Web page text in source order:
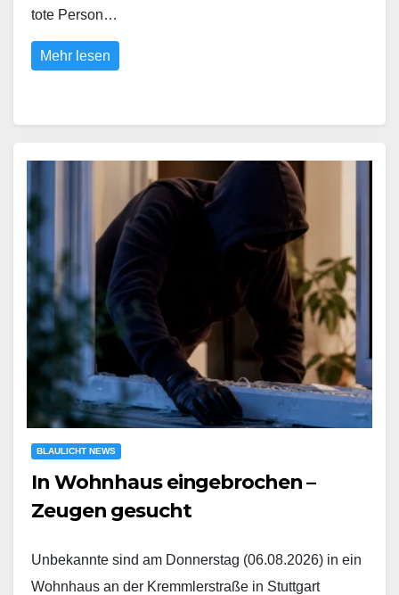
tote Person…
Mehr lesen
BLAULICHT NEWS
In Wohnhaus eingebrochen –
Zeugen gesucht
Unbekannte sind am Donnerstag (06.08.2026) in ein
Wohnhaus an der Kremmlerstraße in Stuttgart